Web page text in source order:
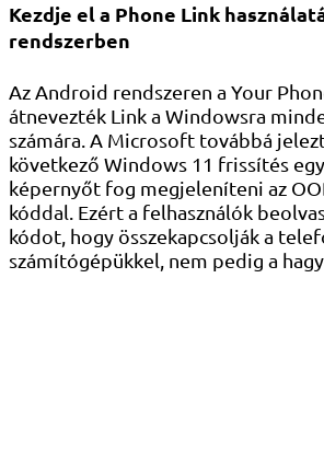
Kezdje el a Phone Link
rendszerben
Az Android rendszeren a Your
átnevezték Link a Windowsra
számára. A Microsoft továbbá
következő Windows 11 frissítés
képernyőt fog megjeleníteni az
kóddal. Ezért a felhasználók
kódot, hogy összekapcsolják a
számítógépükkel, nem pedig a